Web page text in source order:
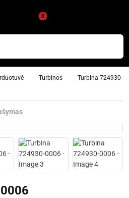
0
Turbinos
Turbina 724930-